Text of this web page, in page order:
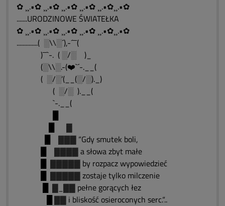
✿ ¸¸.•✿ ¸¸.•✿ ¸¸.•✿ ¸¸.•✿ ¸¸.•✿¸¸.•✿
.......URODZINOWE ŚWIATEŁKA
✿ ¸¸.•✿ ¸¸.•✿ ¸¸.•✿ ¸¸.•✿ ¸¸.•✿¸¸.•✿
..............( ░\\░´),-´¯¯(
)¯¯`-. ( ░/░ )_
(░\\░.-(❤️`´-.__(
( ░/░’(__(░/░)._)
( ░/░ ).__(
`-.__(
█ ▓
█ ▓▓▓ “Gdy smutek boli,
█ ▓▓▓▓ a słowa zbyt małe
█ ▓▓▓▓▓ by rozpacz wypowiedzieć
█ ▓▓▓▓▓ zostaje tylko milczenie
█ ▓_▓▓ pełne gorących łez
█ ▓▓ i bliskość osieroconych serc.“..